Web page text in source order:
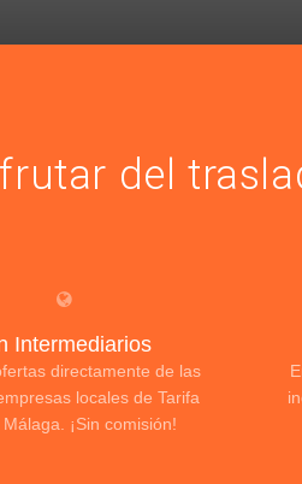
del
Intermediarios
directamente de las
locales de Tarifa
¡Sin comisión!